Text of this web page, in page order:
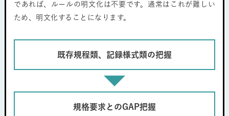
であれば、ルールの明文化は不要です。通常はこれが難しい
ため、明文化することになります。
既存規程類、記録様式類の把握
規格要求とのGAP把握